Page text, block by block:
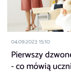
04.09.2023 15:10
Pierwszy
- co mówią